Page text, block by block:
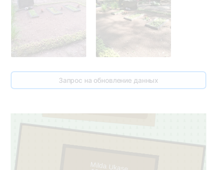
Запрос на обновление данных
1
Milda Ukase